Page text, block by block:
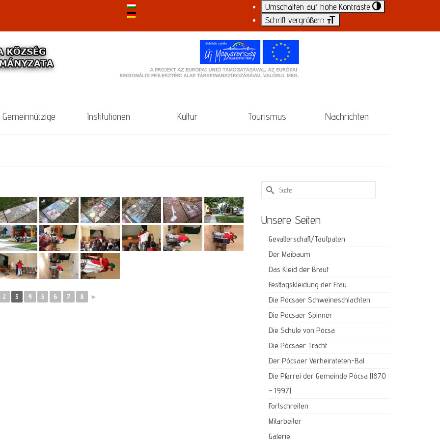
Umschalten auf hohe Kontraste
Schrift vergrößern
Gemeinnützige Institutionen Kultur Tourismus Nachrichten
2 3 4 5 6 7 8 ►
Suche
nach:
Unsere Seiten
Gevatterschaft/Taufpaten
Der Maibaum
Das Kleid der Braut
Festtagskleidung der Frau
Die Pócsaer Schweineschlachten
Die Pócsaer Spinner
Die Schule von Pócsa
Die Pócsaer Tracht
Der Pócsaer Verheirateten-Bal
Die Pfarrei der Gemeinde Pócsa (1870
– 1997)
Fortschreiten
Mitarbeiter
Galerie